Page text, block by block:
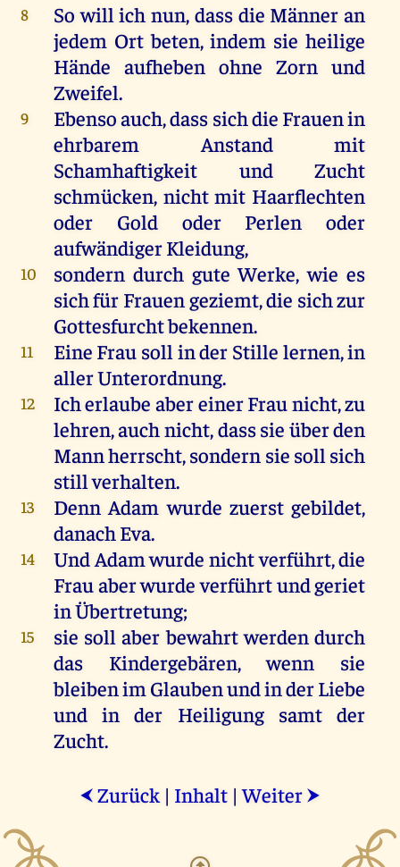
8 So will ich nun, dass die Männer an
jedem Ort beten,indem sie heilige
Hände aufheben ohne Zorn und
Zweifel.
9 Ebensoauch, dass sichdie Frauenin
ehrbarem Anstandmit
Schamhaftigkeit und
Zucht
schmücken, nicht mit Haarflechten
oder
Gold oder Perlen
oder
aufwändigerKleidung,
10 sondern durch gute Werke,wie es
sichfür Frauen geziemt,die sichzur
Gottesfurchtbekennen.
11 Eine Frau soll inder Stille lernen,in
allerUnterordnung.
12 Icherlaube abereinerFraunicht,zu
lehren,auchnicht, dasssie überden
Mannherrscht,sondern sie soll sich
stillverhalten.
13 Denn Adam wurde zuerst gebildet,
danachEva.
14 UndAdamwurde nichtverführt,die
Frauaberwurde verführtundgeriet
inÜbertretung;
15 sie soll aber bewahrt werden durch
dasKindergebären,wenn
sie
bleibenim GlaubenundinderLiebe
und in der Heiligung samt der
Zucht.
⮜ Zurück | Inhalt |Weiter ⮞